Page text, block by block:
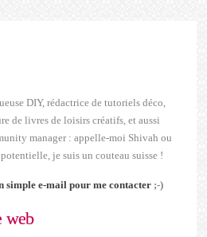
DIY, rédactrice de tutoriels déco,
de livres de loisirs créatifs, et aussi
manager : appelle-moi Shivah ou
je suis un couteau suisse !
simple e-mail pour me contacter ;-)
web